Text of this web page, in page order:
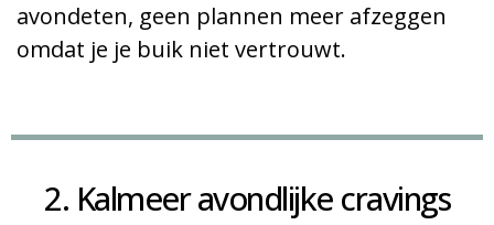
avondeten, geen plannen meer afzeggen
omdat je je buik niet vertrouwt.
2. Kalmeer avondlijke cravings